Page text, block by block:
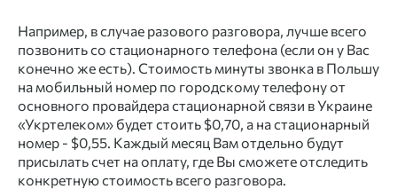
Например, в случае разового разговора, лучше всего
позвонить со стационарного телефона (если он у Вас
конечно же есть). Стоимость минуты звонка в Польшу
на мобильный номер по городскому телефону от
основного провайдера стационарной связи в Украине
«Укртелеком» будет стоить $0,70, а на стационарный
номер - $0,55. Каждый месяц Вам отдельно будут
присылать счет на оплату, где Вы сможете отследить
конкретную стоимость всего разговора.